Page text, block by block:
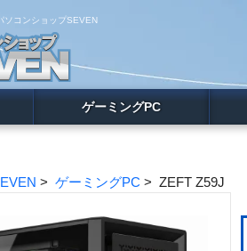
ソコンショップSEVEN
ゲーミングPC
> ゲーミングPC > ZEFT Z59J